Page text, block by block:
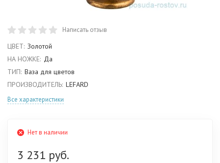
Написать отзыв
ЦВЕТ: Золотой
НА НОЖКЕ: Да
ТИП: Ваза для цветов
ПРОИЗВОДИТЕЛЬ: LEFARD
Все характеристики
Нет в наличии
3 231 руб.